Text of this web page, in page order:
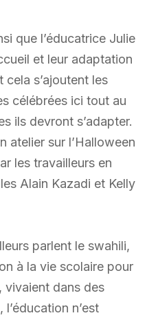
que l’éducatrice Julie
et leur adaptation
s’ajoutent les
célébrées ici tout au
ils devront s’adapter.
atelier sur l’Halloween
les travailleurs en
Alain Kazadi et Kelly
parlent le swahili,
à la vie scolaire pour
vivaient dans des
n’est